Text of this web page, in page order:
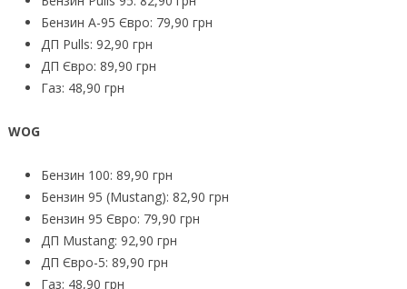
Бензин А-95 Євро: 79,90 грн
ДП Pulls: 92,90 грн
ДП Євро: 89,90 грн
Газ: 48,90 грн
WOG
Бензин 100: 89,90 грн
Бензин 95 (Mustang): 82,90 грн
Бензин 95 Євро: 79,90 грн
ДП Mustang: 92,90 грн
ДП Євро-5: 89,90 грн
Газ: 48,90 грн